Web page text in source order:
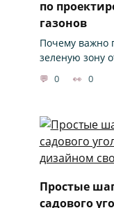
по
газонов
Почему важно
зеленую зону
0 0
Простые
садового